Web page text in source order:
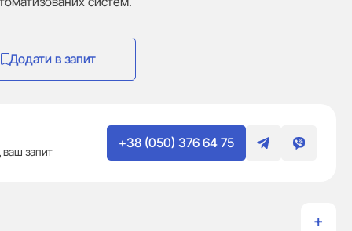
Додати в запит
ваш запит
+38 (050) 376 64 75